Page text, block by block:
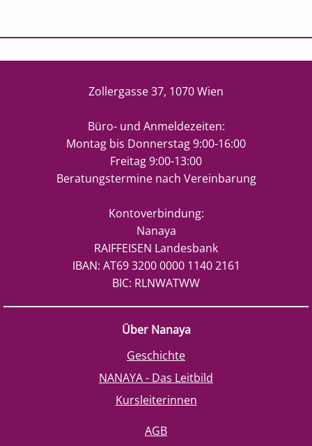
Über Nanaya
Geschichte
NANAYA - Das Leitbild
Kursleiterinnen
AGB
Zollergasse 37, 1070 Wien
Büro- und Anmeldezeiten:
Montag bis Donnerstag 9:00-16:00
Freitag 9:00-13:00
Beratungstermine nach Vereinbarung
Kontoverbindung:
Nanaya
RAIFFEISEN Landesbank
IBAN: AT69 3200 0000 1140 2161
BIC: RLNWATWW